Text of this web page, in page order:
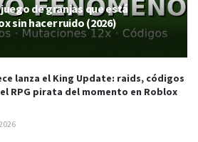
de granjas que está
sin hacer ruido (2026)
lanza el King Update: raids, códigos
RPG pirata del momento en Roblox